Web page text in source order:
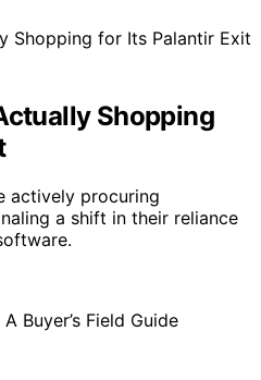
Shopping
actively procuring
a shift in their reliance